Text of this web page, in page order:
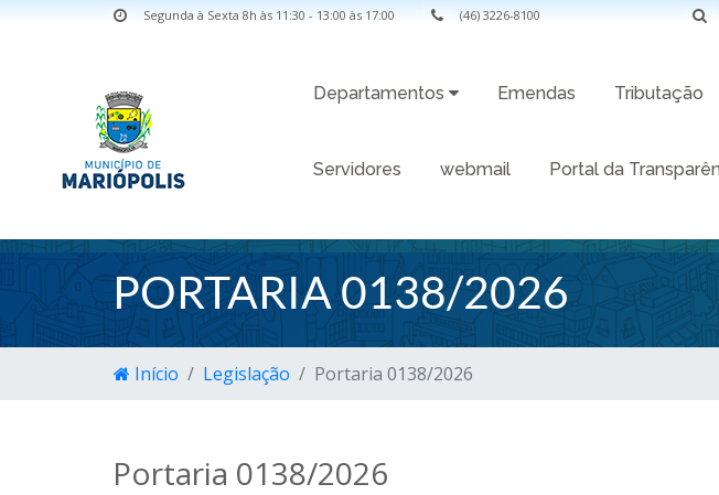
Segunda à Sexta 8h às 11:30 - 13:00 às 17:00 (46) 3226-8100
Departamentos Emendas Tributação
Servidores webmail Portal da
PORTARIA 0138/2026
Início Legislação Portaria 0138/2026
Portaria 0138/2026